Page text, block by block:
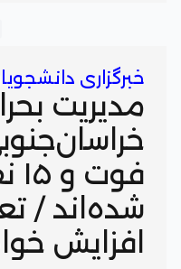
خبرگزاری
مدیریت
شده‌اند /
افزایش